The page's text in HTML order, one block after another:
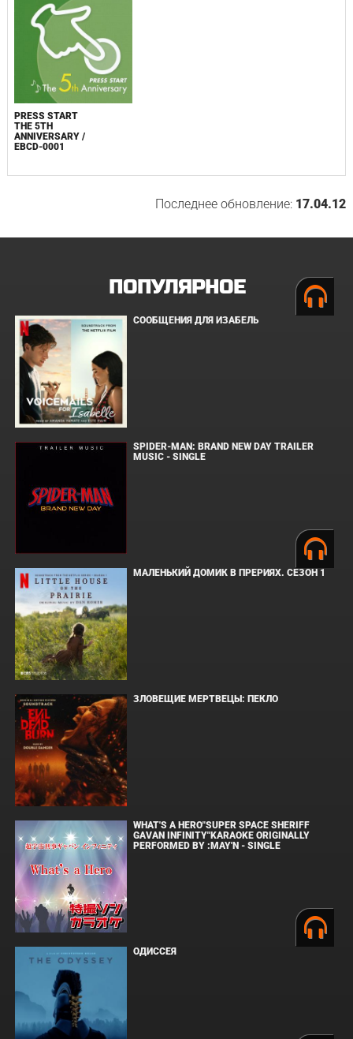
PRESS START
THE 5TH
ANNIVERSARY /
EBCD-0001
Последнее обновление: 17.04.12
ПОПУЛЯРНОЕ
СООБЩЕНИЯ ДЛЯ ИЗАБЕЛЬ
SPIDER-MAN: BRAND NEW DAY TRAILER
MUSIC - SINGLE
МАЛЕНЬКИЙ ДОМИК В ПРЕРИЯХ. СЕЗОН 1
ЗЛОВЕЩИЕ МЕРТВЕЦЫ: ПЕКЛО
WHAT'S A HERO"SUPER SPACE SHERIFF
GAVAN INFINITY"KARAOKE ORIGINALLY
PERFORMED BY :MAY'N - SINGLE
ОДИССЕЯ